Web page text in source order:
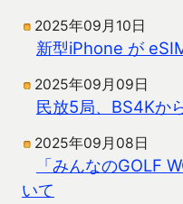
2025年09月10日
新型iPhone が
2025年09月09日
民放5局、BS4Kか
2025年09月08日
「みんなのGOLF
いて